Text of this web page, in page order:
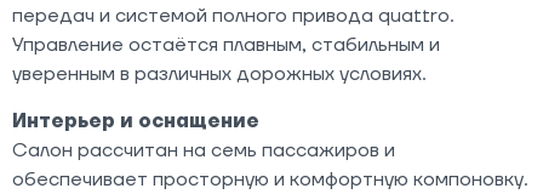
передач и системой полного привода quattro.
Управление остаётся плавным, стабильным и
уверенным в различных дорожных условиях.
Интерьер и оснащение
Салон рассчитан на семь пассажиров и
обеспечивает просторную и комфортную компоновку.